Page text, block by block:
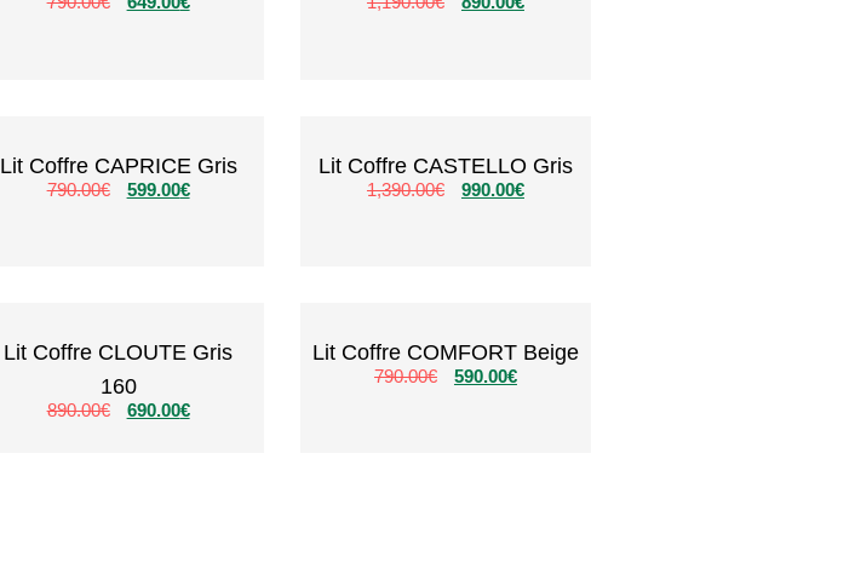
Lit Coffre CAPRICE Gris
790.00€ 599.00€
Lit Coffre CASTELLO Gris
1,390.00€ 990.00€
Lit Coffre CLOUTE Gris
160
890.00€ 690.00€
Lit Coffre COMFORT Beige
790.00€ 590.00€